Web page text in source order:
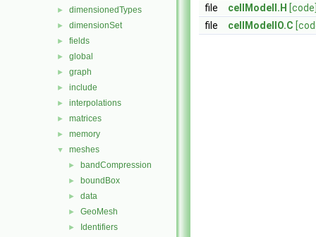
► dimensionedTypes
► dimensionSet
► fields
► global
► graph
► include
► interpolations
► matrices
► memory
▼ meshes
► bandCompression
► boundBox
► data
► GeoMesh
► Identifiers
file
cellModelI.H
file
cellModelIO.C